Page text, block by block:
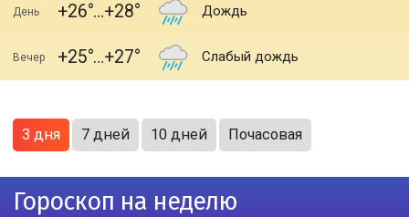
День +26 +28 Дождь
Вечер +25 +27 Слабый дождь
3 дня 7 дней 10 дней Почасовая
Гороскоп на неделю